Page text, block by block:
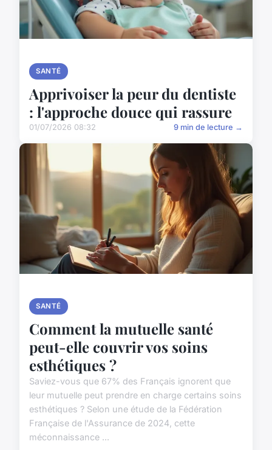
SANTÉ
Apprivoiser la peur du dentiste
: l'approche douce qui rassure
01/07/2026 08:32 9 min de lecture →
SANTÉ
Comment la mutuelle santé
peut-elle couvrir vos soins
esthétiques ?
Saviez-vous que 67% des Français ignorent que
leur mutuelle peut prendre en charge certains soins
esthétiques ? Selon une étude de la Fédération
Française de l'Assurance de 2024, cette
méconnaissance ...